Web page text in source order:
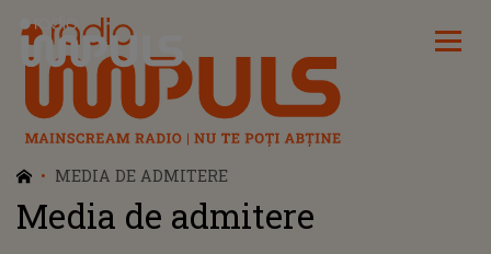
Radio Impuls
MEDIA DE ADMITERE
Media de admitere